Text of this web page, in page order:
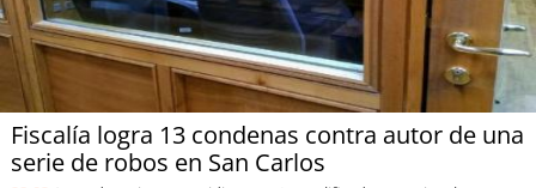
Fiscalía logra 13 condenas contra autor de una
serie de robos en San Carlos